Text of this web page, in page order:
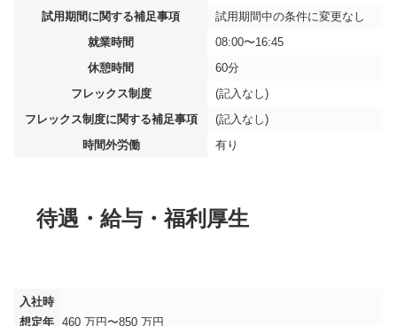
試用期間に関する補足事項
試用期間中の条件に変更なし
就業時間
08:00〜16:45
休憩時間
60分
フレックス制度
(記入なし)
フレックス制度に関する補足事項
(記入なし)
時間外労働
有り
待遇・給与・福利厚生
入社時
想定年 460 万円〜850 万円